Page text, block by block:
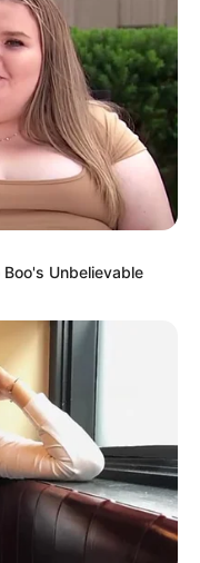
Unbelievable